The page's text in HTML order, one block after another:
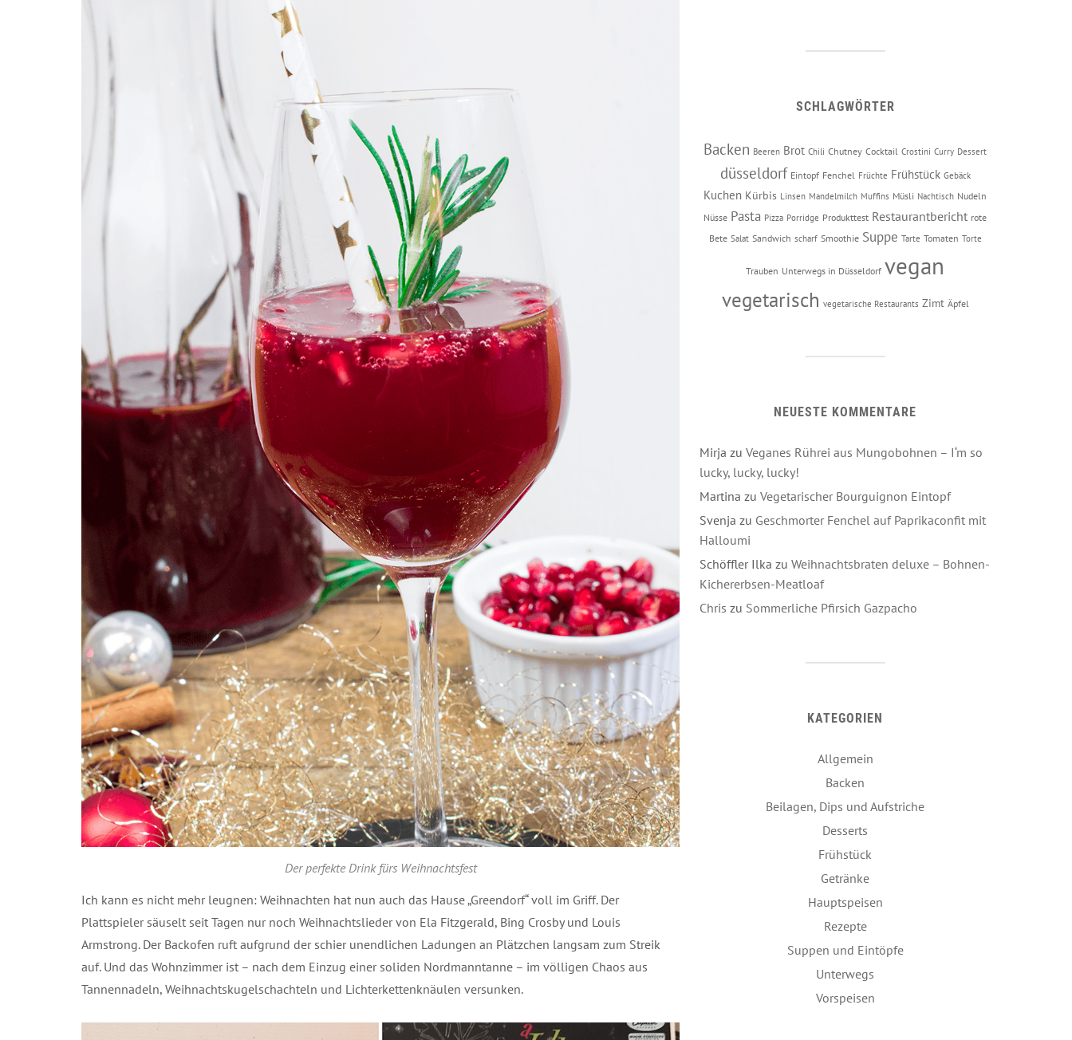
Der perfekte Drink fürs Weihnachtsfest
Ich kann es nicht mehr leugnen: Weihnachten hat nun auch das Hause „Greendorf“ voll im Griff. Der
Plattspieler säuselt seit Tagen nur noch Weihnachtslieder von Ela Fitzgerald, Bing Crosby und Louis
Armstrong. Der Backofen ruft aufgrund der schier unendlichen Ladungen an Plätzchen langsam zum Streik
auf. Und das Wohnzimmer ist – nach dem Einzug einer soliden Nordmanntanne – im völligen Chaos aus
Tannennadeln, Weihnachtskugelschachteln und Lichterkettenknäulen versunken.
SCHLAGWÖRTER
Backen Beeren Brot Chili Chutney Cocktail Crostini Curry Dessert
düsseldorf Eintopf Fenchel Früchte Frühstück Gebäck
Kuchen Kürbis Linsen Mandelmilch Muffins Müsli Nachtisch Nudeln
Nüsse Pasta Pizza Porridge Produkttest Restaurantbericht rote
Bete Salat Sandwich scharf Smoothie Suppe Tarte Tomaten Torte
Trauben Unterwegs in Düsseldorf vegan
vegetarisch vegetarische Restaurants Zimt Äpfel
NEUESTE KOMMENTARE
Mirja zu Veganes Rührei aus Mungobohnen – I‘m so
lucky, lucky, lucky!
Martina zu Vegetarischer Bourguignon Eintopf
Svenja zu Geschmorter Fenchel auf Paprikaconfit mit
Halloumi
Schöffler Ilka zu Weihnachtsbraten deluxe – Bohnen-
Kichererbsen-Meatloaf
Chris zu Sommerliche Pfirsich Gazpacho
KATEGORIEN
Allgemein
Backen
Beilagen, Dips und Aufstriche
Desserts
Frühstück
Getränke
Hauptspeisen
Rezepte
Suppen und Eintöpfe
Unterwegs
Vorspeisen